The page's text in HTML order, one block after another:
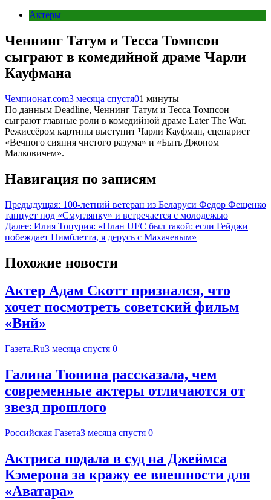
Актеры
Ченнинг Татум и Тесса Томпсон
сыграют в комедийной драме Чарли
Кауфмана
Чемпионат.com3 месяца спустя01 минуты
По данным Deadline, Ченнинг Татум и Тесса Томпсон
сыграют главные роли в комедийной драме Later The War.
Режиссёром картины выступит Чарли Кауфман, сценарист
«Вечного сияния чистого разума» и «Быть Джоном
Малковичем».
Навигация по записям
Предыдущая: 100-летний ветеран из Беларуси Федор Фещенко
танцует под «Смуглянку» и встречается с молодежью
Далее: Илия Топурия: «План UFC был такой: если Гейджи
побеждает Пимблетта, я дерусь с Махачевым»
Похожие новости
Актер Адам Скотт признался, что
хочет посмотреть советский фильм
«Вий»
Газета.Ru3 месяца спустя 0
Галина Тюнина рассказала, чем
современные актеры отличаются от
звезд прошлого
Российская Газета3 месяца спустя 0
Актриса подала в суд на Джеймса
Кэмерона за кражу ее внешности для
«Аватара»